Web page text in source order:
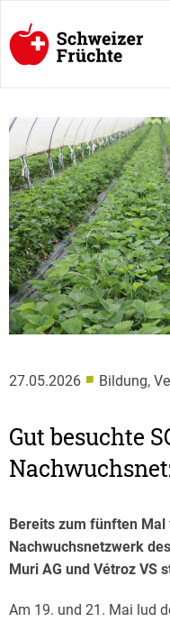
27.05.2026 ■ Bildung,
Gut besuchte
Bereits zum fünften
Nachwuchsnetzwerk
Muri AG und Vétroz VS
Am 19. und 21. Mai lud